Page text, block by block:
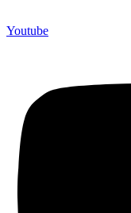
Youtube